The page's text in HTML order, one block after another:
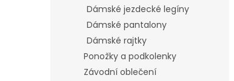
Dámské jezdecké legíny
Dámské pantalony
Dámské rajtky
Ponožky a podkolenky
Závodní oblečení